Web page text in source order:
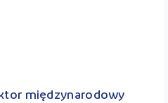
międzynarodowy